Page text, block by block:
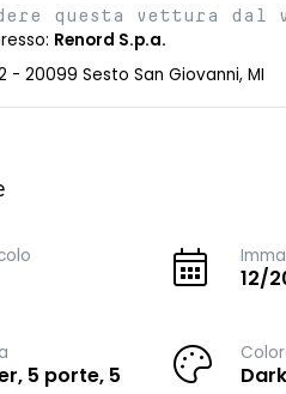
questa vettura dal
Renord S.p.a.
- 20099 Sesto San Giovanni, MI
12/
5 porte, 5